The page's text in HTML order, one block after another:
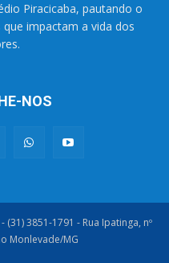
Piracicaba, pautando o
impactam a vida dos
NOS
3851-1791 - Rua Ipatinga, nº
Monlevade/MG